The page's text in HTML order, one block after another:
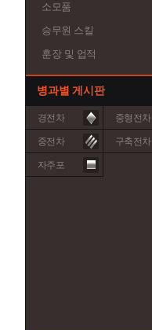
소모품
승무원 스킬
훈장 및 업적
병과별 게시판
경전차 중형전차
중전차 구축전차
자주포